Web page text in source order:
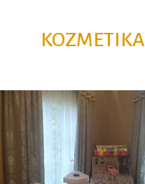
KOZMETIKA